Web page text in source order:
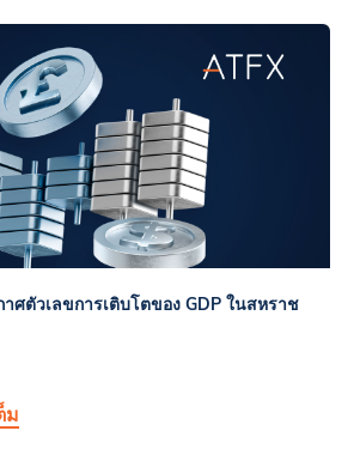
าศตัวเลขการเติบโตของ GDP ในสหราช
ม